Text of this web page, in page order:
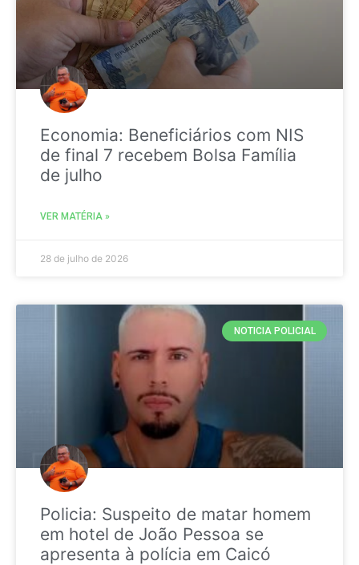
Economia: Beneficiários com NIS
de final 7 recebem Bolsa Família
de julho
VER MATÉRIA »
28 de julho de 2026
NOTICIA POLICIAL
Policia: Suspeito de matar homem
em hotel de João Pessoa se
apresenta à polícia em Caicó